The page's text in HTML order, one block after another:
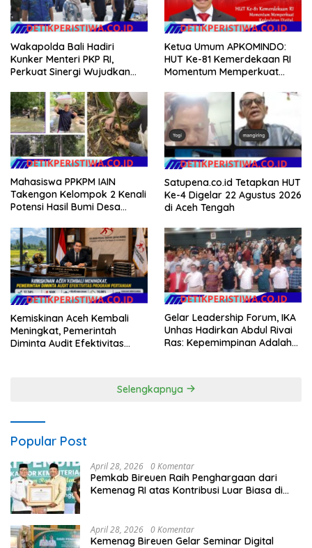
Wakapolda Bali Hadiri
Kunker Menteri PKP RI,
Perkuat Sinergi Wujudkan
Masyarakat
Ketua Umum APKOMINDO:
HUT Ke-81 Kemerdekaan RI
Momentum Memperkuat
Teknologi, dan Kepastian
Hukum Menuju Indonesia
Emas 2045
Mahasiswa PPKPM IAIN
Takengon Kelompok 2 Kenali
Potensi Hasil Bumi Desa
Satupena.co.id Tetapkan HUT
Ke-4 Digelar 22 Agustus 2026
di Aceh Tengah
Kemiskinan Aceh Kembali
Meningkat, Pemerintah
Diminta Audit Efektivitas
Gelar Leadership Forum, IKA
Unhas Hadirkan Abdul Rivai
Ras: Kepemimpinan Adalah
Selengkapnya
Popular Post
April 28, 2026 0 Komentar
Pemkab Bireuen Raih Penghargaan dari
Kemenag RI atas Kontribusi Luar Biasa di
April 28, 2026 0 Komentar
Kemenag Bireuen Gelar Seminar Digital